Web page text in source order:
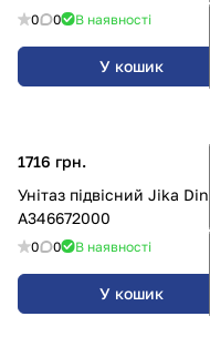
0 0 В наявності
У кошик
1716 грн.
Унітаз підвісний Jika Dino
A346672000
0 0 В наявності
У кошик